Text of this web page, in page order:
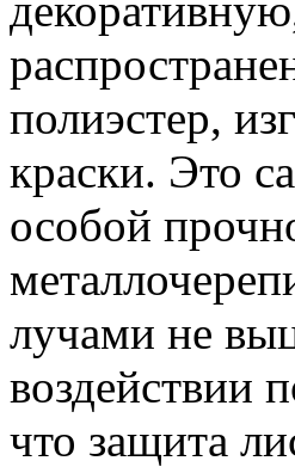
полиэстер,
краски. Это
особой
лучами не
воздействии
что защита